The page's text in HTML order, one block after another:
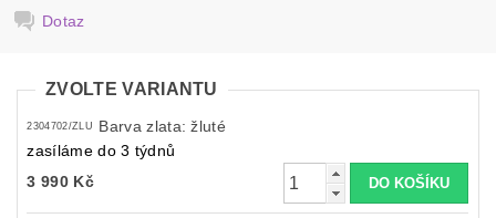
Dotaz
ZVOLTE VARIANTU
2304702/ZLU
Barva zlata: žluté
zasíláme do 3 týdnů
3 990 Kč